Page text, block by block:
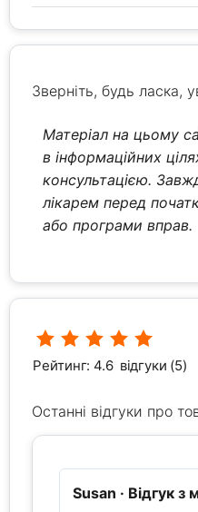
Зверніть, будь ласка,
Матеріал на цьому
в інформаційних
консультацією.
лікарем перед
або програми вправ.
Рейтинг: 4.6 відгуки (5)
Останні відгуки про
Susan · Відгук з